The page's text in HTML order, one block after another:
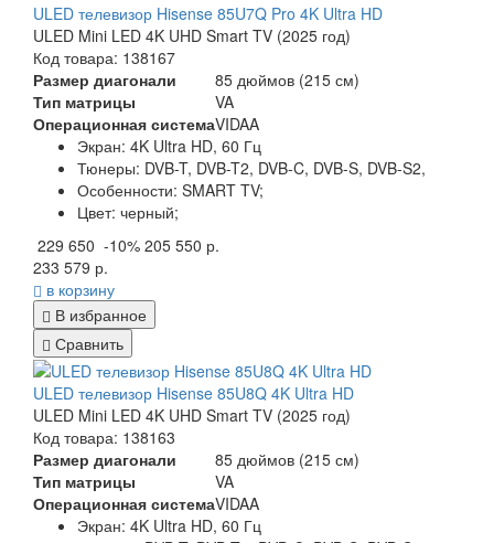
ULED телевизор Hisense 85U7Q Pro 4K Ultra HD
ULED Mini LED 4K UHD Smart TV (2025 год)
Код товара: 138167
Размер диагонали
85 дюймов (215 см)
Тип матрицы
VA
Операционная системаVIDAA
Экран: 4K Ultra HD, 60 Гц
Тюнеры: DVB-T, DVB-T2, DVB-C, DVB-S, DVB-S2,
Особенности: SMART TV;
Цвет: черный;
229 650 -10% 205 550 р.
233 579 р.
в корзину
В избранное
Сравнить
ULED телевизор Hisense 85U8Q 4K Ultra HD
ULED Mini LED 4K UHD Smart TV (2025 год)
Код товара: 138163
Размер диагонали
85 дюймов (215 см)
Тип матрицы
VA
Операционная системаVIDAA
Экран: 4K Ultra HD, 60 Гц